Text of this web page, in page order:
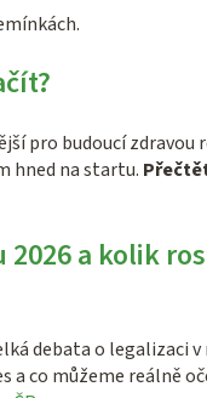
pro budoucí
hned na startu.
a kolik
debata o legalizaci v
co můžeme reálně